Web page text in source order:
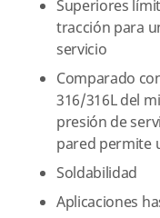
Superiores
tracción para
servicio
Comparado
316/316L del
presión de
pared permite
Soldabilidad
Aplicaciones